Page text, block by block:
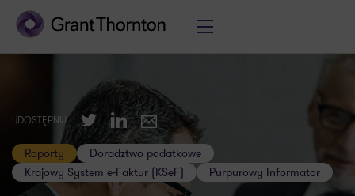
UDOSTĘPNIJ TwitterLinkedInE-mail
Raporty
Doradztwo podatkowe
Krajowy System e-Faktur (KSeF)
Purpurowy Informator